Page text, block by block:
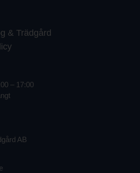
& Trädgård
– 17:00
AB